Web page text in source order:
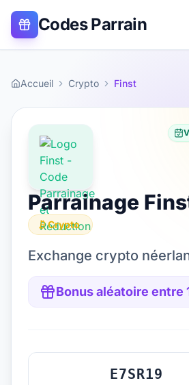
Codes Parrain
Accueil Crypto Finst
Parrainage
Crypto
Exchange crypto
Bonus aléatoire entre
E7SR19